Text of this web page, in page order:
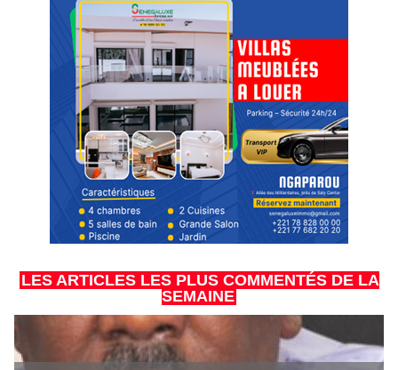
LES ARTICLES LES PLUS COMMENTÉS DE LA
SEMAINE